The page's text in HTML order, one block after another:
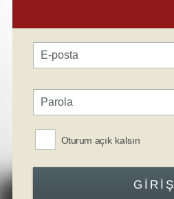
Oturum açık kalsın
GIRIŞ